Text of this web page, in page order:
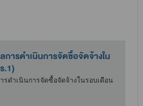
การดำเนินการจัดซื้อจัดจ้างใน
.1)
รดำเนินการจัดซื้อจัดจ้างในรอบเดือน